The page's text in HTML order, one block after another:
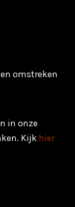
omstreken
in onze
Kijk hier